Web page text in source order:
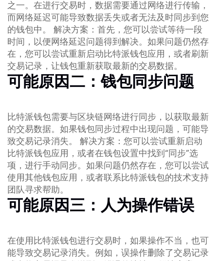
之一。在进行交易时，数据需要通过网络进行传输，
而网络延迟可能导致数据丢失或者无法及时同步到您
的钱包中。 解决方案：首先，您可以尝试等待一段
时间，以便网络延迟问题得到解决。如果问题仍然存
在，您可以尝试重新启动比特派钱包应用，或者刷新
交易记录，让钱包重新获取最新的交易数据。
可能原因二：钱包同步问题
比特派钱包需要与区块链网络进行同步，以获取最新
的交易数据。如果钱包同步过程中出现问题，可能导
致交易记录消失。 解决方案：您可以尝试重新启动
比特派钱包应用，或者在钱包设置中找到“同步”选
项，进行手动同步。如果问题仍然存在，您可以尝试
使用其他钱包应用，或者联系比特派钱包的技术支持
团队寻求帮助。
可能原因三：人为操作错误
在使用比特派钱包进行交易时，如果操作不当，也可
能导致交易记录消失。例如，误操作删除了交易记录